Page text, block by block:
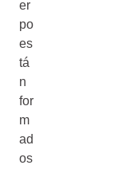
er
po
es
tá
n
for
m
ad
os